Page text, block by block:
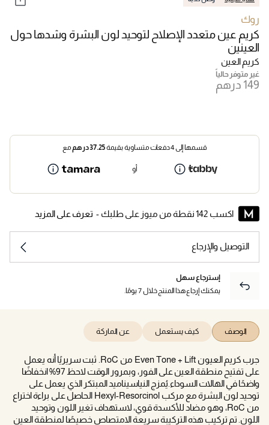
روك
كريم عين متعدد الإصلاح لتوحيد لون البشرة وشدها حول
العينين
كريم العين
غير متوفر حالياً
قسمها إلى 4 دفعات متساوية بقيمة 37.25درهممع
أو
اكسب 142 نقطة من ميوز على طلبك - تعرف على المزيد
التوصيل والإرجاع
إسترجاع سهل
يمكنك إرجاع هذا المنتج خلال 7 يومًا.
الوصف كيف يستعمل عن الماركة
جرب كريم العيون Even Tone + Lift من RoC. ثبت سريريًا أنه يعمل
على تفتيح منطقة العين على الفور، وبمرور الوقت لاحظ 97% انخفاضًا
واضحًا في الهالات السوداء.يُمزج النياسيناميد المبتكر الذي يعمل على
توحيد لون البشرة مع مركب Hexyl-Resorcinol الحاصل على براءة اختراع
من RoC، وهو مضاد للأكسدة قوي، لاستهداف تغير اللون وتوحيد
اللون. تم تركيب هذه التركيبة سريعة الامتصاص خصيصًا لمنطقة العين